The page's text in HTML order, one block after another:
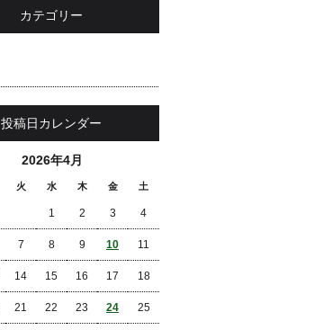
カテゴリー
投稿日カレンダー
2026年4月
火 水 木 金 土
1 2 3 4
7 8 9 10 11
14 15 16 17 18
21 22 23 24 25